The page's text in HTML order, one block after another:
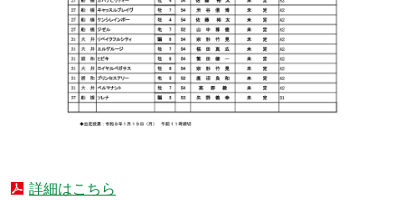
詳細はこちら